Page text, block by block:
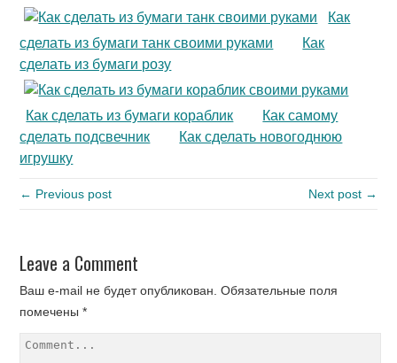
Как
сделать из бумаги танк своими руками
Как
сделать из бумаги розу
Как сделать из бумаги кораблик
Как самому
сделать подсвечник
Как сделать новогоднюю
игрушку
← Previous post Next post →
Leave a Comment
Ваш e-mail не будет опубликован. Обязательные поля
помечены*